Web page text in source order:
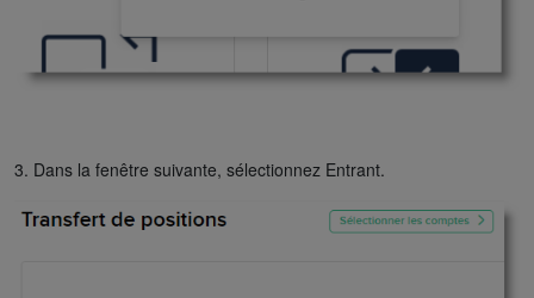
3. Dans la fenêtre suivante, sélectionnez Entrant.